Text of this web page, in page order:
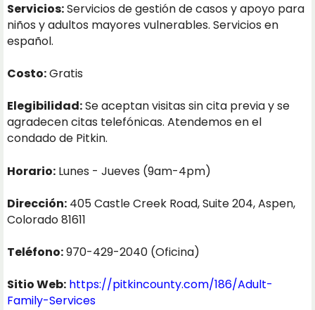
Servicios:Servicios de gestión de casos y apoyo para
niños y adultos mayores vulnerables. Servicios en
español.
Costo:Gratis
Elegibilidad:Se aceptan visitas sin cita previa y se
agradecen citas telefónicas. Atendemos en el
condado de Pitkin.
Horario: Lunes - Jueves (9am-4pm)
Dirección: 405 Castle Creek Road, Suite 204, Aspen,
Colorado 81611
Teléfono:970-429-2040 (Oficina)
Sitio Web: https://pitkincounty.com/186/Adult-
Family-Services